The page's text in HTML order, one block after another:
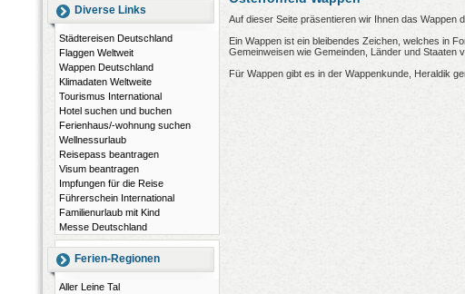
Diverse Links
Städtereisen Deutschland
Flaggen Weltweit
Wappen Deutschland
Klimadaten Weltweite
Tourismus International
Hotel suchen und buchen
Ferienhaus/-wohnung suchen
Wellnessurlaub
Reisepass beantragen
Visum beantragen
Impfungen für die Reise
Führerschein International
Familienurlaub mit Kind
Messe Deutschland
Ferien-Regionen
Aller Leine Tal
Auf dieser Seite präsentieren wir Ihnen das Wappen
Ein Wappen ist ein bleibendes Zeichen, welches in
Gemeinweisen wie Gemeinden, Länder und Staaten
Für Wappen gibt es in der Wappenkunde, Heraldik